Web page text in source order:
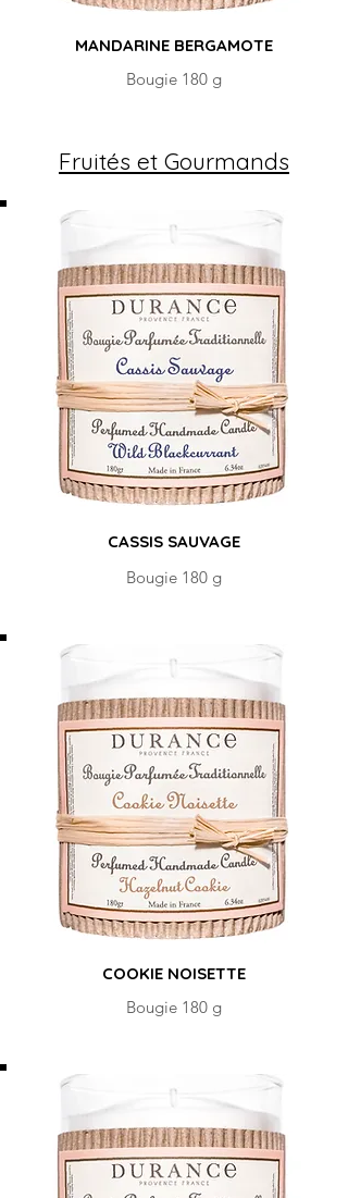
MANDARINE BERGAMOTE
Bougie 180 g
Fruités et Gourmands
CASSIS SAUVAGE
Bougie 180 g
COOKIE NOISETTE
Bougie 180 g